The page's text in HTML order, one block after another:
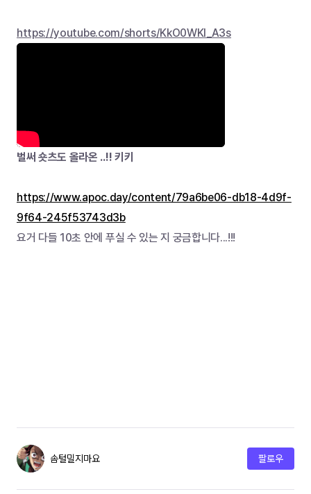
https://youtube.com/shorts/KkO0WKl_A3s
벌써 숏츠도 올라온 ..!! 키키
https://www.apoc.day/content/79a6be06-db18-4d9f-
9f64-245f53743d3b
요거 다들 10초 안에 푸실 수 있는 지 궁금합니다...!!!
솜털밀지마요 팔로우